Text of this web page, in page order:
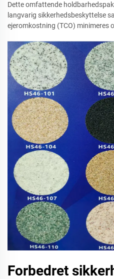
Dette omfattende
langvarig sikkerhedsbeskyttelse
ejeromkostning (TCO) minimeres
Forbedret